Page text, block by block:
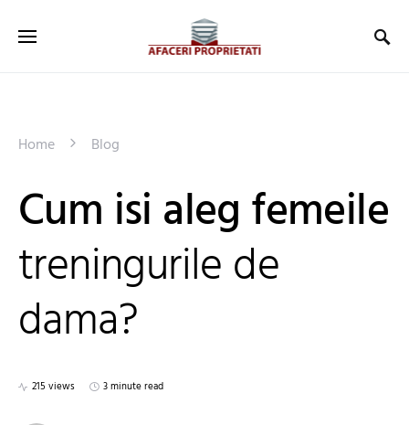
Home Blog
Cum isi aleg femeile
treningurile de
dama?
215 views 3 minute read